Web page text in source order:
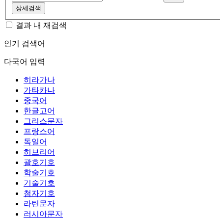
상세검색
결과 내 재검색
인기 검색어
다국어 입력
히라가나
가타카나
중국어
한글고어
그리스문자
프랑스어
독일어
히브리어
괄호기호
학술기호
기술기호
첨자기호
라틴문자
러시아문자